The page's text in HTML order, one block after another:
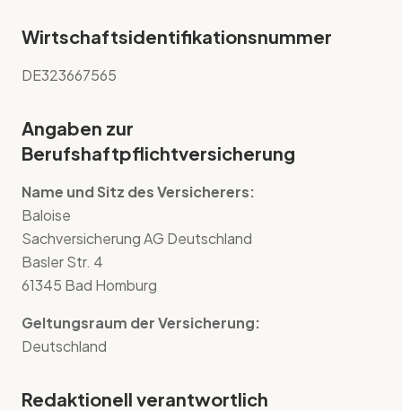
Wirtschaftsidentifikationsnummer
DE323667565
Angaben zur
Berufshaftpflichtversicherung
Name und Sitz des Versicherers:
Baloise
Sachversicherung AG Deutschland
Basler Str. 4
61345 Bad Homburg
Geltungsraum der Versicherung:
Deutschland
Redaktionell verantwortlich